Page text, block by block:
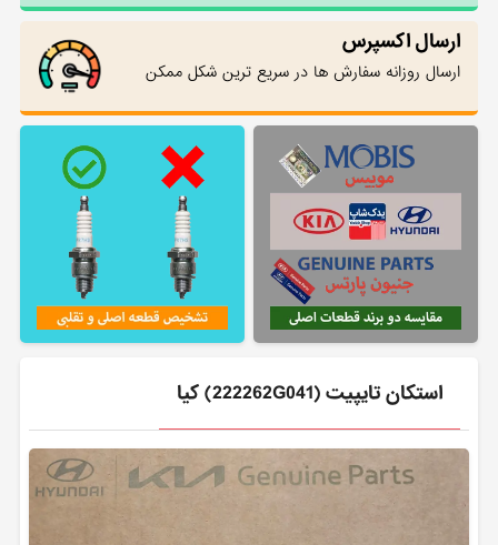
ارسال اکسپرس
ارسال روزانه سفارش ها در سریع ترین شکل ممکن
استكان تايپيت (222262G041) کیا